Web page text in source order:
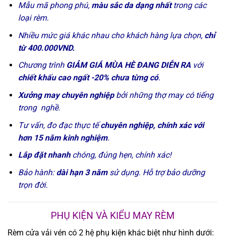
Mẫu mã phong phú, màu sắc da dạng nhấttrong các
loại rèm.
Nhiều mức giá khác nhau cho khách hàng lựa chọn, chỉ
từ 400.000VND.
Chương trình GIẢM GIÁ MÙA HÈ ĐANG DIỄN RAvới
chiết khấu cao ngất -20% chưa từng có.
Xưởng may chuyên nghiệpbởi những thợ may có tiếng
trong nghề.
Tư vấn, đo đạc thực tếchuyên nghiệp, chính xác với
hơn 15 năm kinh nghiệm.
Lắp đặt nhanhchóng, đúng hẹn, chính xác!
Bảo hành: dài hạn 3 nămsử dụng. Hỗ trợ bảo dưỡng
trọn đời.
PHỤ KIỆN VÀ KIỂU MAY RÈM
Rèm cửa vải vén có 2 hệ phụ kiện khác biệt như hình dưới: